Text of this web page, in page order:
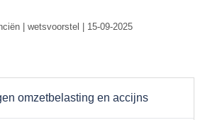
| wetsvoorstel | 15-09-2025
omzetbelasting en accijns